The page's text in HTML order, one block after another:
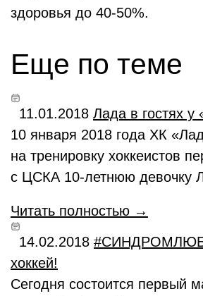
здоровья до 40-50%.
Еще по теме
11.01.2018 Лада в гостях у
10 января 2018 года ХК
на тренировку хоккеистов
с ЦСКА 10-летнюю девочку
Читать полностью →
14.02.2018
хоккей!
Сегодня состоится первый